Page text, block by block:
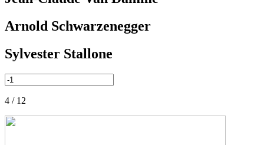
Arnold Schwarzenegger
Sylvester Stallone
4 / 12